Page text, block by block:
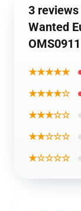
3
Wanted
OMS0911
★★★★★
★★★★☆
★★★☆☆
★★☆☆☆
★☆☆☆☆